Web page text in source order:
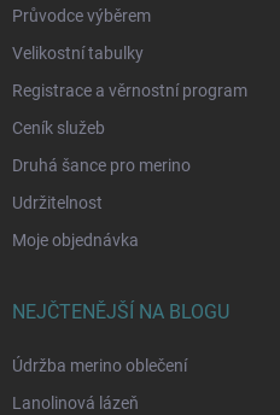
Průvodce výběrem
Velikostní tabulky
Registrace a věrnostní program
Ceník služeb
Druhá šance pro merino
Udržitelnost
Moje objednávka
NEJČTENĚJŠÍ NA BLOGU
Údržba merino oblečení
Lanolinová lázeň